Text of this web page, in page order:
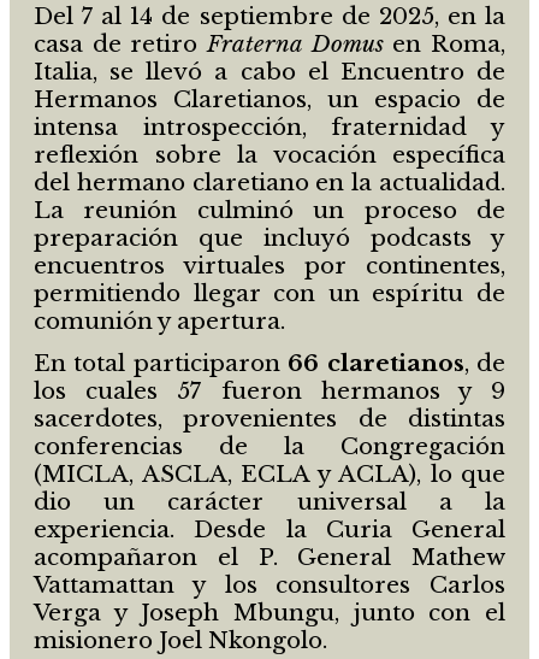
Del 7 al 14 de septiembre de 2025, en la
casa de retiroFraterna Domusen Roma,
Italia, se llevó a cabo el Encuentro de
Hermanos Claretianos, un espacio de
intensa introspección, fraternidad y
reflexión sobre la vocación específica
del hermano claretiano en la actualidad.
La reunión culminó un proceso de
preparación que incluyó podcasts y
encuentros virtuales por continentes,
permitiendo llegar con un espíritu de
comunión y apertura.
En total participaron 66 claretianos, de
los cuales 57 fueron hermanos y 9
sacerdotes, provenientes de distintas
conferencias de la Congregación
(MICLA, ASCLA, ECLA y ACLA), lo que
dio un carácter universal a la
experiencia. Desde la Curia General
acompañaron el P. General Mathew
Vattamattan y los consultores Carlos
Verga y Joseph Mbungu, junto con el
misionero Joel Nkongolo.